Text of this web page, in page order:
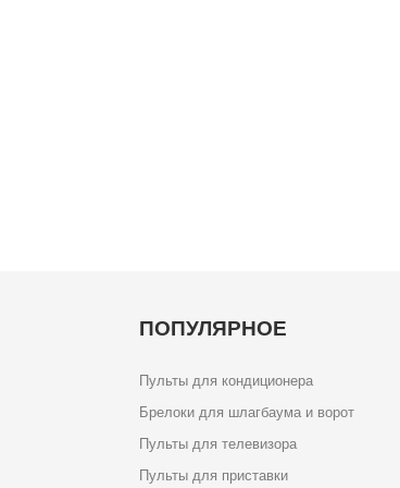
ПОПУЛЯРНОЕ
Пульты для кондиционера
Брелоки для шлагбаума и ворот
Пульты для телевизора
Пульты для приставки